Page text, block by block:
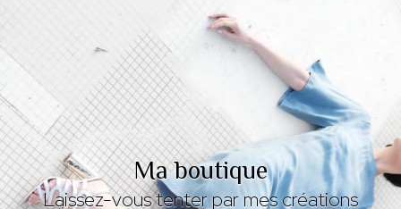
Ma boutique
Laissez-vous tenter par mes créations